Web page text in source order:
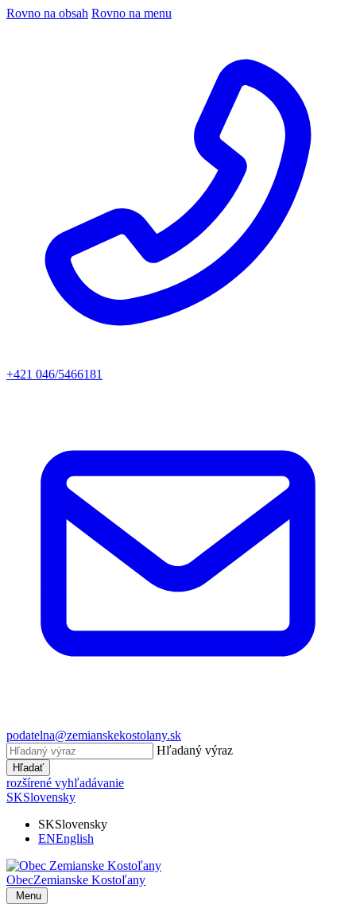
Rovno na obsah Rovno na menu
+421 046/5466181
podatelna@zemianskekostolany.sk
Hľadaný výraz
Hľadať
rozšírené vyhľadávanie
SKSlovensky
SKSlovensky
ENEnglish
ObecZemianske Kostoľany
Menu